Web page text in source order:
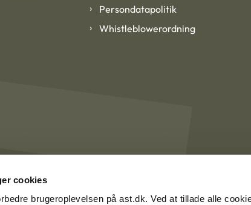
cookies
brugeroplevelsen på ast.dk. Ved at tillade alle
Persondatapolitik
Whistleblowerordning